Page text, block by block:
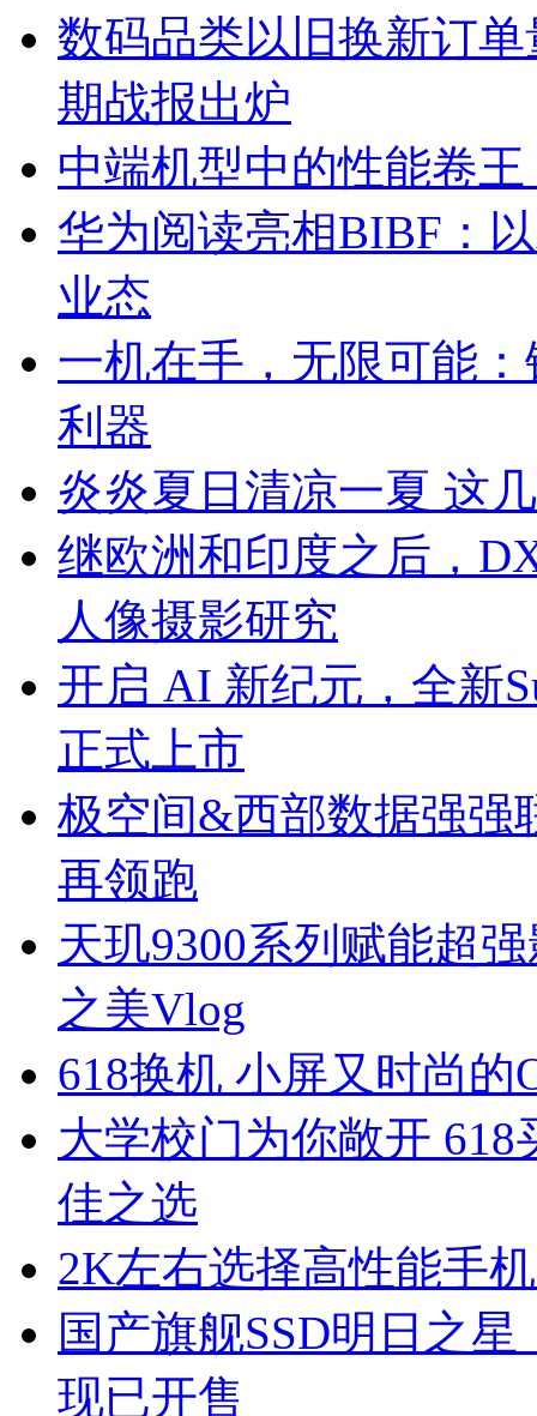
数码品类以旧换新订
期战报出炉
中端机型中的性能卷
华为阅读亮相BIBF：
业态
一机在手，无限可能
利器
炎炎夏日清凉一夏 这
继欧洲和印度之后，
人像摄影研究
开启 AI 新纪元，全新
正式上市
极空间&西部数据强强
再领跑
天玑9300系列赋能超
之美Vlog
618换机 小屏又时尚的
大学校门为你敞开
佳之选
2K左右选择高性能手
国产旗舰SSD明日之星
现已开售